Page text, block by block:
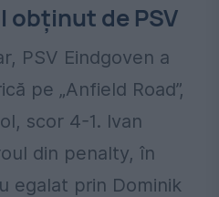
obținut de PSV
PSV Eindgoven a
pe „Anfield Road”,
scor 4-1. Ivan
din penalty, în
egalat prin Dominik